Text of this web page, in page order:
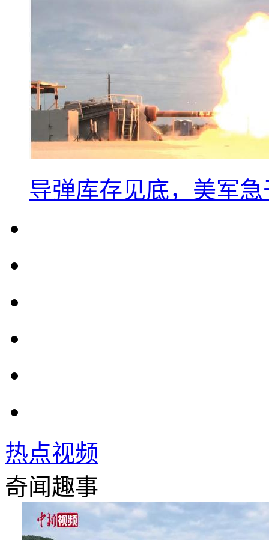
导弹库存见底，美军
热点视频
奇闻趣事